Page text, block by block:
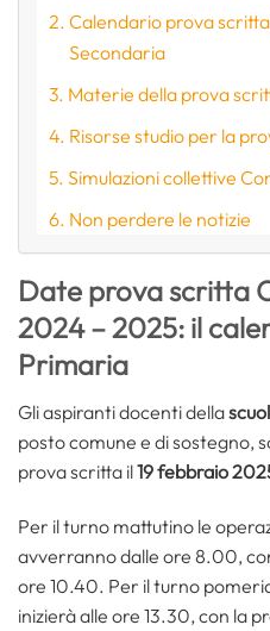
Calendario prova
Secondaria
Materie della prova
Risorse studio per la
Simulazioni collettive
Non perdere le notizie
Date prova scritta
2024 – 2025: il
Primaria
Gli aspiranti docenti della
posto comune e di sostegno,
prova scritta il19 febbraio
Per il turno mattutino le
avverranno dalle ore 8.00,
ore 10.40. Per il turno
inizierà alle ore 13.30, con la